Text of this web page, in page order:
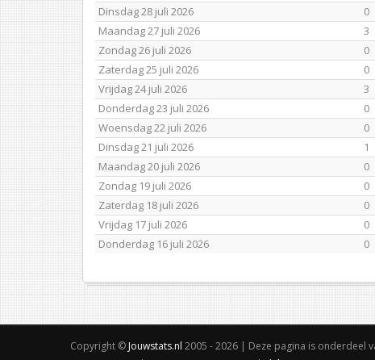
Dinsdag 28 juli 2026
0
Maandag 27 juli 2026
3
Zondag 26 juli 2026
0
Zaterdag 25 juli 2026
0
Vrijdag 24 juli 2026
3
Donderdag 23 juli 2026
0
Woensdag 22 juli 2026
0
Dinsdag 21 juli 2026
1
Maandag 20 juli 2026
0
Zondag 19 juli 2026
0
Zaterdag 18 juli 2026
0
Vrijdag 17 juli 2026
0
Donderdag 16 juli 2026
0
Copyright © Jouwstats.nl 2005 - 2026 | Deze pagina is onderdeel